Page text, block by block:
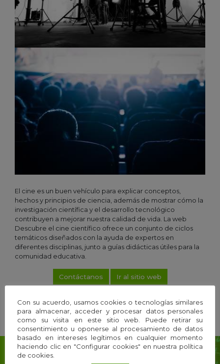
El cine es un buen vehículo para explicar conceptos,
hechos y principios de ciencia, además de mostrar cómo la
investigación científica y el desarrollo tecnológico
contribuyen a mejorar nuestra calidad de vida. La web
Descubre el cine científico ofrece un conjunto de ciclos
temáticos diseñados con la ayuda de expertos en
diferentes disciplinas, junto a guías didácticas útiles para la
comunidad educativa.
Contáctanos Ir al sitio web
Compartir
Con su acuerdo, usamos cookies o tecnologías similares
para almacenar, acceder y procesar datos personales
como su visita en este sitio web. Puede retirar su
consentimiento u oponerse al procesamiento de datos
basado en intereses legítimos en cualquier momento
haciendo clic en "Configurar cookies" en nuestra política
de cookies.